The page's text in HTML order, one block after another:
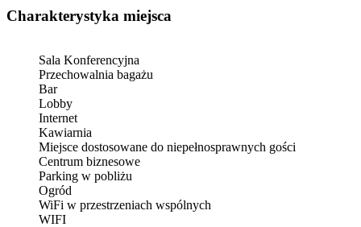
Charakterystyka miejsca
Sala Konferencyjna
Przechowalnia bagażu
Bar
Lobby
Internet
Kawiarnia
Miejsce dostosowane do niepełnosprawnych gości
Centrum biznesowe
Parking w pobliżu
Ogród
WiFi w przestrzeniach wspólnych
WIFI